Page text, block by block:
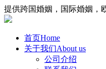
提供跨国婚姻，国际婚姻，
首页Home
关于我们About us
公司介绍